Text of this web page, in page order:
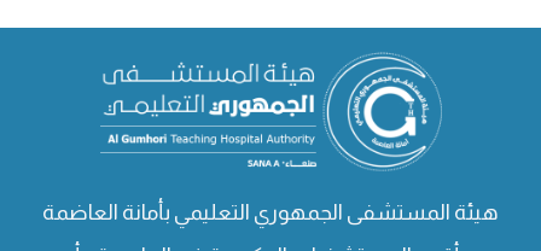
هيئة المستشفى الجمهوري التعليمي بأمانة العاضمة